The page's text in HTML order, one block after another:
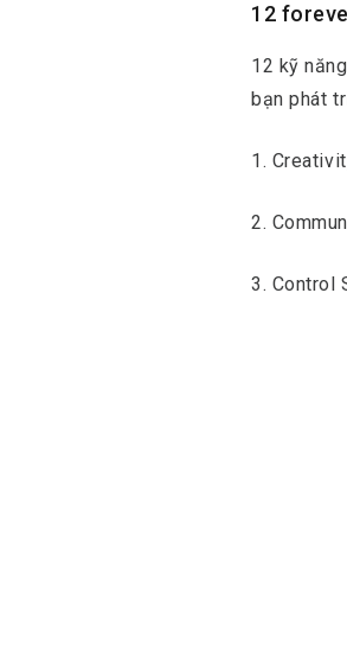
12
12 kỹ
bạn phát
1.
2.
3. Control